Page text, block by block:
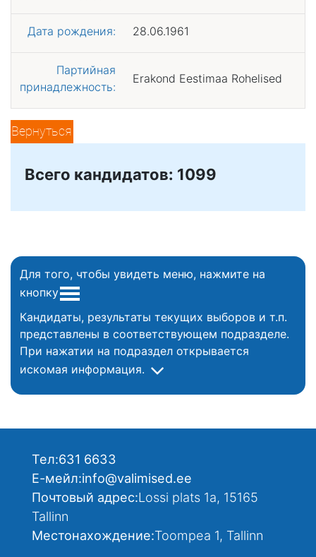
Дата рождения: 28.06.1961
Партийная
принадлежность:
Erakond Eestimaa Rohelised
Вернуться
Всего кандидатов: 1099
Для того, чтобы увидеть меню, нажмите на
кнопку
Кандидаты, результаты текущих выборов и т.п.
представлены в соответствующем подразделе.
При нажатии на подраздел открывается
искомая информация.
Тел:631 6633
Е-мейл:info@valimised.ee
Почтовый адрес:Lossi plats 1a, 15165
Tallinn
Местонахождение:Toompea 1, Tallinn